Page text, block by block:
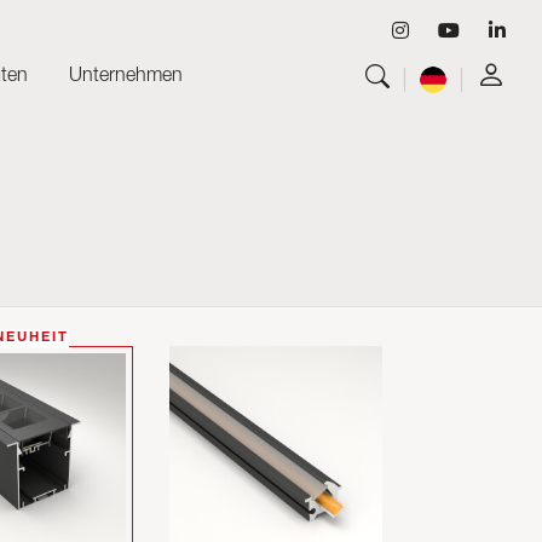
Unternehmen
Dreiphasen-Schiene (230V)
48V-Schiene
Spotlights und Downlights
Leuchtrahmen mit Textilfronten
Leuchtpaneele und Plexiled